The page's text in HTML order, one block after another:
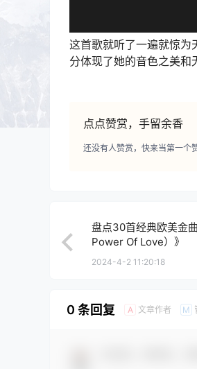
这首歌就听了一遍就惊为
分体现了她的音色之美
点点赞赏，手留余香
还没有人赞赏，快来当第一个
盘点30首经典欧美金
Power Of Love）》
2024-4-2 11:20:18
0 条回复 A 文章作者 M